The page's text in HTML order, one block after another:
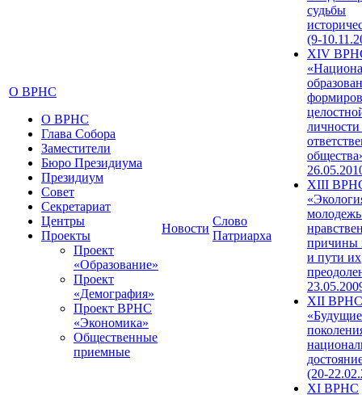
О ВРНС
О ВРНС
Глава Собора
Заместители
Бюро Президиума
Президиум
Совет
Секретариат
Центры
Проекты
Проект
«Образование»
Проект
«Демография»
Проект ВРНС
«Экономика»
Общественные
приемные
Новости
Слово
Патриарха
судьбы
(9-
XIV
XIII
причины
и пути их
XII ВРНС
«Будущие
(20-
XI ВРНС